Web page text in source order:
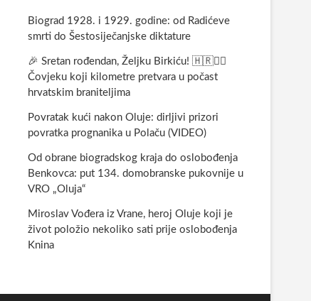
Biograd 1928. i 1929. godine: od Radićeve
smrti do Šestosiječanjske diktature
🎉 Sretan rođendan, Željku Birkiću! 🇭🇷🏃‍♂️
Čovjeku koji kilometre pretvara u počast
hrvatskim braniteljima
Povratak kući nakon Oluje: dirljivi prizori
povratka prognanika u Polaču (VIDEO)
Od obrane biogradskog kraja do oslobođenja
Benkovca: put 134. domobranske pukovnije u
VRO „Oluja“
Miroslav Vođera iz Vrane, heroj Oluje koji je
život položio nekoliko sati prije oslobođenja
Knina